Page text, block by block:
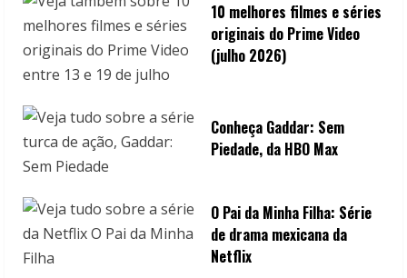
10 melhores filmes e séries
originais do Prime Video
(julho 2026)
Conheça Gaddar: Sem
Piedade, da HBO Max
O Pai da Minha Filha: Série
de drama mexicana da
Netflix